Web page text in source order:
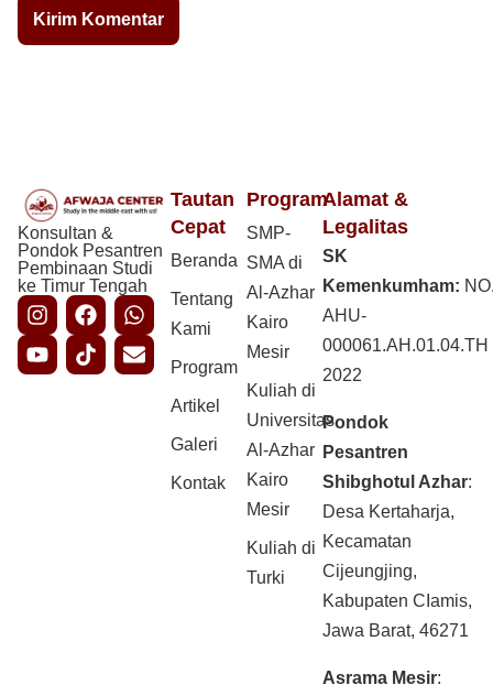
Konsultan &
Pondok Pesantren
Pembinaan Studi
ke Timur Tengah
Tautan
Cepat
Beranda
Tentang
Kami
Program
Artikel
Galeri
Kontak
Program
SMP-
SMA di
Al-Azhar
Kairo
Mesir
Kuliah di
Universitas
Al-Azhar
Kairo
Mesir
Kuliah di
Turki
Alamat &
Legalitas
SK
Kemenkumham:
AHU-
000061.AH.01.04.TH
2022
Pondok
Pesantren
Shibghotul Azhar:
Desa Kertaharja,
Kecamatan
Cijeungjing,
Kabupaten CIamis,
Jawa Barat, 46271
Asrama Mesir: